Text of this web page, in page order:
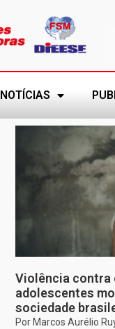
NOTÍCIAS
Violência contra
adolescentes
sociedade
Por Marcos Aurélio